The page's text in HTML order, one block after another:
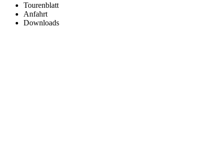
Tourenblatt
Anfahrt
Downloads